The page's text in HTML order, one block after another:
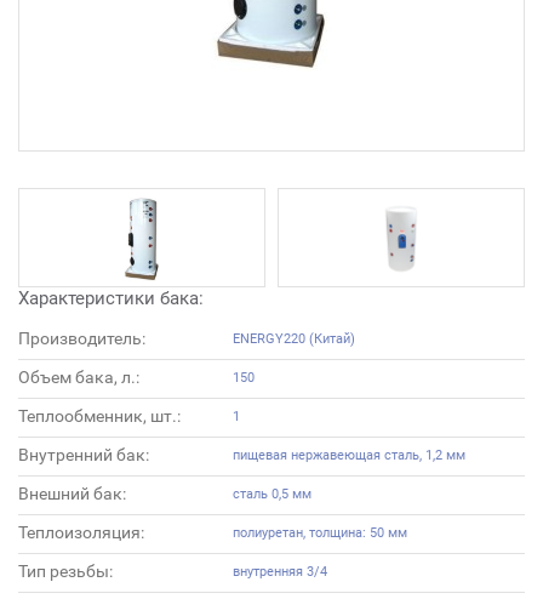
Характеристики бака:
Производитель: ENERGY220 (Китай)
Объем бака, л.: 150
Теплообменник, шт.: 1
Внутренний бак: пищевая нержавеющая сталь, 1,2 мм
Внешний бак: сталь 0,5 мм
Теплоизоляция: полиуретан, толщина: 50 мм
Тип резьбы: внутренняя 3/4